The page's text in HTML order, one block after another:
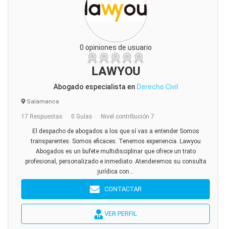
0 opiniones de usuario
LAWYOU
Abogado especialista en Derecho Civil
Salamanca
17 Respuestas 0 Guías Nivel contribución 7
El despacho de abogados a los que sí vas a entender Somos
transparentes. Somos eficaces. Tenemos experiencia. Lawyou
Abogados es un bufete multidisciplinar que ofrece un trato
profesional, personalizado e inmediato. Atenderemos su consulta
jurídica con...
CONTACTAR
VER PERFIL